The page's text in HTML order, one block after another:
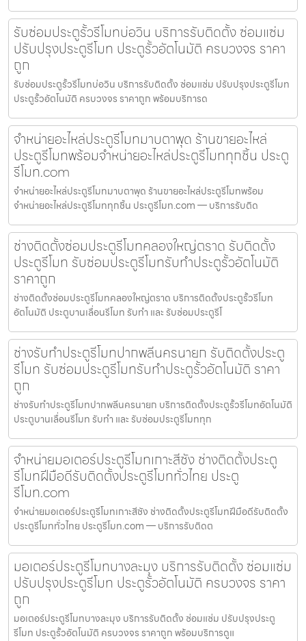
รับซ่อมประตูรั้วรีโมทบ่อวิน บริการรับติดตั้ง ซ่อมแซ่ม
ปรับปรุงประตูรีโมท ประตูรั้วอัตโนมัติ ครบวงจร ราคา
ถูก
รับซ่อมประตูรั้วรีโมทบ่อวิน บริการรับติดตั้ง ซ่อมแซ่ม ปรับปรุงประตูรีโมท
ประตูรั้วอัตโนมัติ ครบวงจร ราคาถูก พร้อมบริการด
จำหน่ายอะไหล่ประตูรีโมทมาบตาพุด ร้านขายอะไหล่
ประตูรีโมทพร้อมจำหน่ายอะไหล่ประตูรีโมททุกชิ้น ประตู
รีโมท.com
จำหน่ายอะไหล่ประตูรีโมทมาบตาพุด ร้านขายอะไหล่ประตูรีโมทพร้อม
จำหน่ายอะไหล่ประตูรีโมททุกชิ้น ประตูรีโมท.com — บริการรับติด
ช่างติดตั้งซ่อมประตูรีโมทคลองใหญ่ตราด รับติดตั้ง
ประตูรีโมท รับซ่อมประตูรีโมทรับทำประตูรั้วอัตโนมัติ
ราคาถูก
ช่างติดตั้งซ่อมประตูรีโมทคลองใหญ่ตราด บริการติดตั้งประตูรั้วรีโมท
อัตโนมัติ ประตูบานเลื่อนรีโมท รับทำ และ รับซ่อมประตูรีโ
ช่างรับทำประตูรีโมทปากพลีนครนายก รับติดตั้งประตู
รีโมท รับซ่อมประตูรีโมทรับทำประตูรั้วอัตโนมัติ ราคา
ถูก
ช่างรับทำประตูรีโมทปากพลีนครนายก บริการติดตั้งประตูรั้วรีโมทอัตโนมัติ
ประตูบานเลื่อนรีโมท รับทำ และ รับซ่อมประตูรีโมททุก
จำหน่ายมอเตอร์ประตูรีโมทเกาะสีชัง ช่างติดตั้งประตู
รีโมทฝีมือดีรับติดตั้งประตูรีโมททั่วไทย ประตู
รีโมท.com
จำหน่ายมอเตอร์ประตูรีโมทเกาะสีชัง ช่างติดตั้งประตูรีโมทฝีมือดีรับติดตั้ง
ประตูรีโมททั่วไทย ประตูรีโมท.com — บริการรับติดต
มอเตอร์ประตูรีโมทบางละมุง บริการรับติดตั้ง ซ่อมแซ่ม
ปรับปรุงประตูรีโมท ประตูรั้วอัตโนมัติ ครบวงจร ราคา
ถูก
มอเตอร์ประตูรีโมทบางละมุง บริการรับติดตั้ง ซ่อมแซ่ม ปรับปรุงประตู
รีโมท ประตูรั้วอัตโนมัติ ครบวงจร ราคาถูก พร้อมบริการดูแ